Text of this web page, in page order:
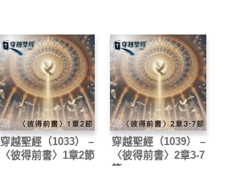
穿越聖經（1033） –
〈彼得前書〉1章2節
穿越聖經（1039） –
〈彼得前書〉2章3-7
節